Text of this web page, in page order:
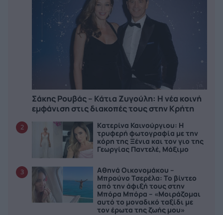
Σάκης Ρουβάς – Κάτια Ζυγούλη: Η νέα κοινή
εμφάνιση στις διακοπές τους στην Κρήτη
2
Kατερίνα Καινούργιου: Η
τρυφερή φωτογραφία με την
κόρη της Ξένια και τον γιο της
Γεωργίας Παντελέ, Μάξιμο
3
Αθηνά Οικονομάκου –
Μπρούνο Τσερέλα: Το βίντεο
από την άφιξή τους στην
Μπόρα Μπόρα – «Μοιράζομαι
αυτό το μοναδικό ταξίδι με
τον έρωτα της ζωής μου»